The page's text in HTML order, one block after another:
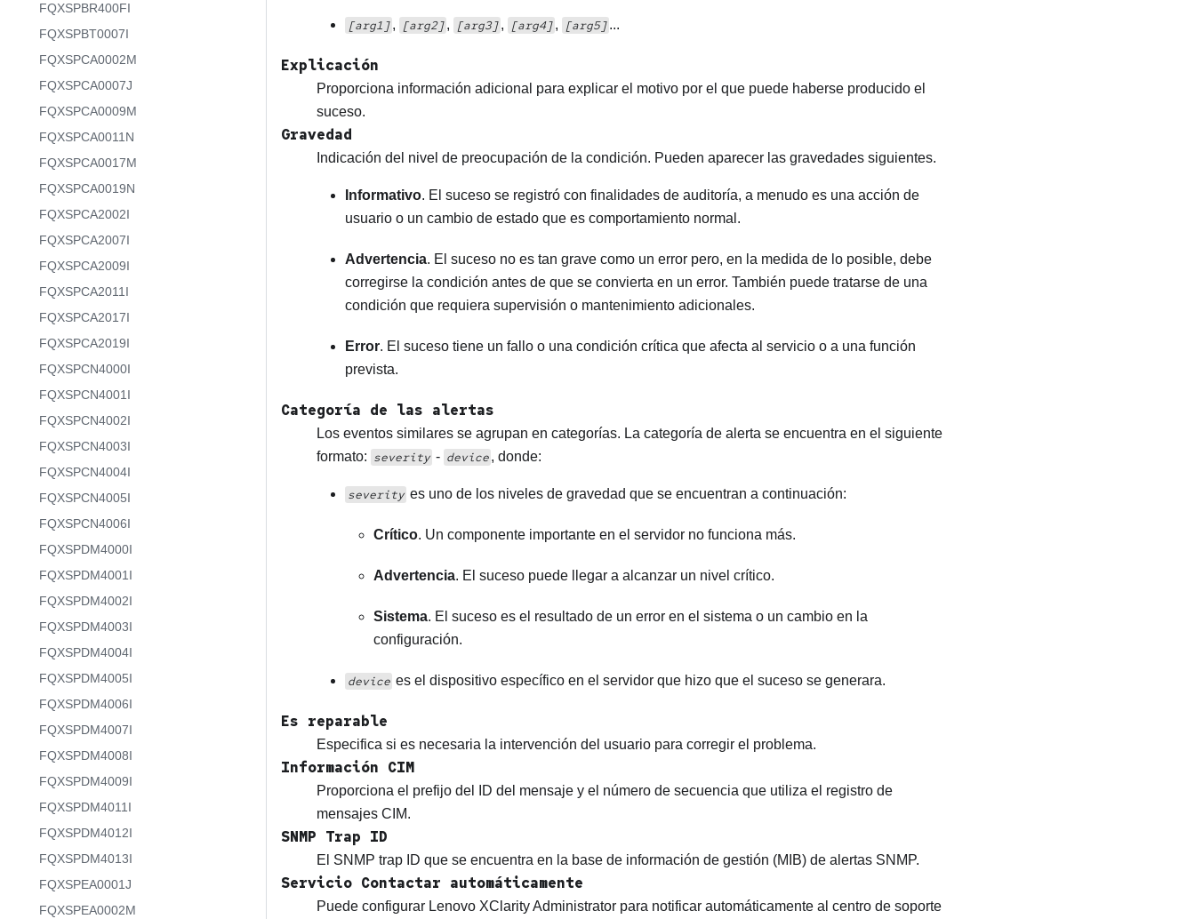
FQXSPBR400FI
FQXSPBT0007I
FQXSPCA0002M
FQXSPCA0007J
FQXSPCA0009M
FQXSPCA0011N
FQXSPCA0017M
FQXSPCA0019N
FQXSPCA2002I
FQXSPCA2007I
FQXSPCA2009I
FQXSPCA2011I
FQXSPCA2017I
FQXSPCA2019I
FQXSPCN4000I
FQXSPCN4001I
FQXSPCN4002I
FQXSPCN4003I
FQXSPCN4004I
FQXSPCN4005I
FQXSPCN4006I
FQXSPDM4000I
FQXSPDM4001I
FQXSPDM4002I
FQXSPDM4003I
FQXSPDM4004I
FQXSPDM4005I
FQXSPDM4006I
FQXSPDM4007I
FQXSPDM4008I
FQXSPDM4009I
FQXSPDM4011I
FQXSPDM4012I
FQXSPDM4013I
FQXSPEA0001J
FQXSPEA0002M
[arg1] , [arg2], [arg3], [arg4], [arg5]...
Explicación
Proporciona información adicional para explicar el motivo por el que puede haberse producido el
suceso.
Gravedad
Indicación del nivel de preocupación de la condición. Pueden aparecer las gravedades siguientes.
Informativo. El suceso se registró con finalidades de auditoría, a menudo es una acción de
usuario o un cambio de estado que es comportamiento normal.
Advertencia. El suceso no es tan grave como un error pero, en la medida de lo posible, debe
corregirse la condición antes de que se convierta en un error. También puede tratarse de una
condición que requiera supervisión o mantenimiento adicionales.
Error. El suceso tiene un fallo o una condición crítica que afecta al servicio o a una función
prevista.
Categoría de las alertas
Los eventos similares se agrupan en categorías. La categoría de alerta se encuentra en el siguiente
formato: severity - device, donde:
severity es uno de los niveles de gravedad que se encuentran a continuación:
Crítico. Un componente importante en el servidor no funciona más.
Advertencia. El suceso puede llegar a alcanzar un nivel crítico.
Sistema. El suceso es el resultado de un error en el sistema o un cambio en la
configuración.
device es el dispositivo específico en el servidor que hizo que el suceso se generara.
Es reparable
Especifica si es necesaria la intervención del usuario para corregir el problema.
Información CIM
Proporciona el prefijo del ID del mensaje y el número de secuencia que utiliza el registro de
mensajes CIM.
SNMP Trap ID
El SNMP trap ID que se encuentra en la base de información de gestión (MIB) de alertas SNMP.
Servicio Contactar automáticamente
Puede configurar Lenovo XClarity Administrator para notificar automáticamente al centro de soporte